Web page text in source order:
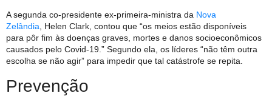
A segunda co-presidente ex-primeira-ministra da Nova
Zelândia , Helen Clark, contou que “os meios estão disponíveis
para pôr fim às doenças graves, mortes e danos socioeconômicos
causados ​​pelo Covid-19.” Segundo ela, os líderes “não têm outra
escolha se não agir” para impedir que tal catástrofe se repita.
Prevenção